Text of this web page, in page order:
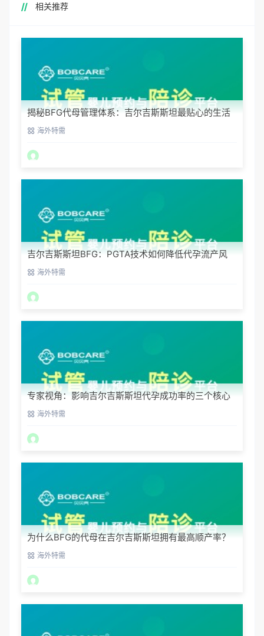
相关推荐
揭秘BFG代母管理体系：吉尔吉斯斯坦最贴心的生活
照顾海外特需
吉尔吉斯斯坦BFG：PGTA技术如何降低代孕流产风
险？海外特需
专家视角：影响吉尔吉斯斯坦代孕成功率的三个核心
要素海外特需
为什么BFG的代母在吉尔吉斯斯坦拥有最高顺产率？
海外特需